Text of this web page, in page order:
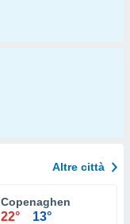
Altre città
Copenaghen
22° 13°